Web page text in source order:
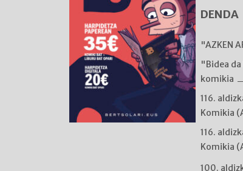
DENDA
"AZKEN
"Bidea
komikia
116.
Komikia
116.
Komikia
100.